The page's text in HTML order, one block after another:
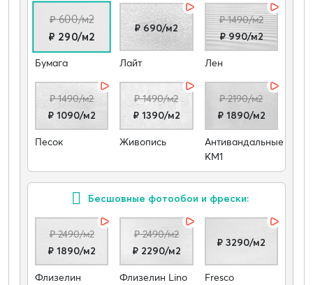
₽ 600/м2
₽ 290/м2
Бумага
₽ 690/м2
Лайт
₽ 1490/м2
₽ 990/м2
Лен
₽ 1490/м2
₽ 1090/м2
Песок
₽ 1490/м2
₽ 1390/м2
Живопись
₽ 2190/м2
₽ 1890/м2
Антивандальные
КМ1
Бесшовные фотообои и фрески:
₽ 2490/м2
₽ 1890/м2
Флизелин
₽ 2490/м2
₽ 2290/м2
Флизелин Lino
₽ 3290/м2
Fresco